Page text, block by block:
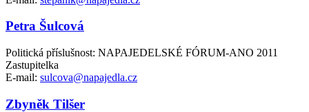
Petra Šulcová
Politická příslušnost: NAPAJEDELSKÉ FÓRUM-ANO 2011
Zastupitelka
E-mail: sulcova@napajedla.cz
Zbyněk Tilšer